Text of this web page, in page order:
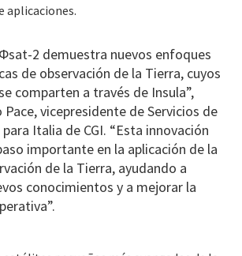
aplicaciones.
2 demuestra nuevos enfoques
de observación de la Tierra, cuyos
comparten a través de Insula”,
vicepresidente de Servicios de
Italia de CGI. “Esta innovación
importante en la aplicación de la
de la Tierra, ayudando a
conocimientos y a mejorar la